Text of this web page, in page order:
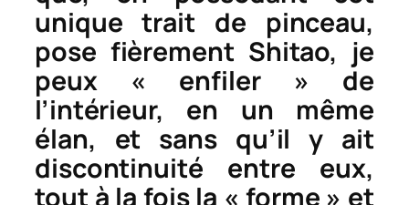
unique trait de pinceau,
pose fièrement Shitao, je
peux « enfiler » de
l’intérieur, en un même
élan, et sans qu’il y ait
discontinuité entre eux,
tout à la fois la « forme » et